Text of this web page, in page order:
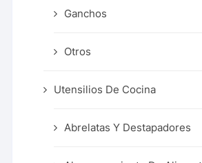
Ganchos
Otros
Utensilios De Cocina
Abrelatas Y Destapadores